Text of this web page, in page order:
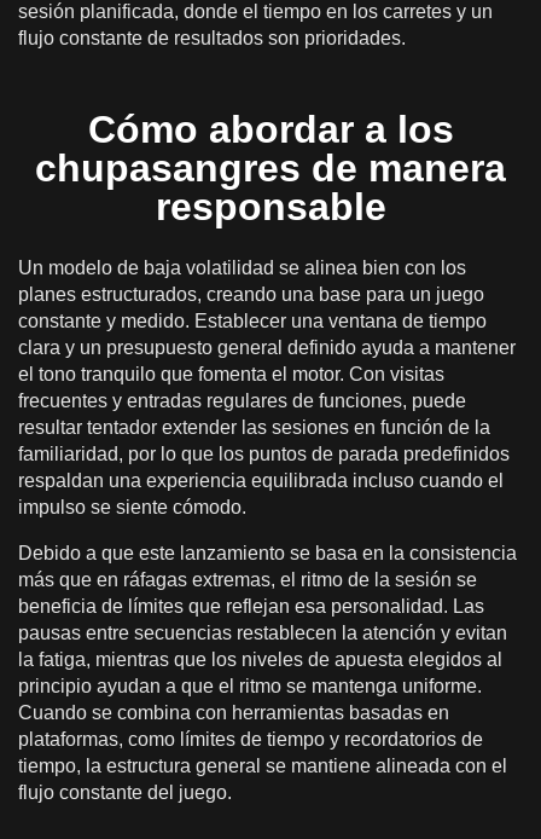
sesión planificada, donde el tiempo en los carretes y un
flujo constante de resultados son prioridades.
Cómo abordar a los
chupasangres de manera
responsable
Un modelo de baja volatilidad se alinea bien con los
planes estructurados, creando una base para un juego
constante y medido. Establecer una ventana de tiempo
clara y un presupuesto general definido ayuda a mantener
el tono tranquilo que fomenta el motor. Con visitas
frecuentes y entradas regulares de funciones, puede
resultar tentador extender las sesiones en función de la
familiaridad, por lo que los puntos de parada predefinidos
respaldan una experiencia equilibrada incluso cuando el
impulso se siente cómodo.
Debido a que este lanzamiento se basa en la consistencia
más que en ráfagas extremas, el ritmo de la sesión se
beneficia de límites que reflejan esa personalidad. Las
pausas entre secuencias restablecen la atención y evitan
la fatiga, mientras que los niveles de apuesta elegidos al
principio ayudan a que el ritmo se mantenga uniforme.
Cuando se combina con herramientas basadas en
plataformas, como límites de tiempo y recordatorios de
tiempo, la estructura general se mantiene alineada con el
flujo constante del juego.